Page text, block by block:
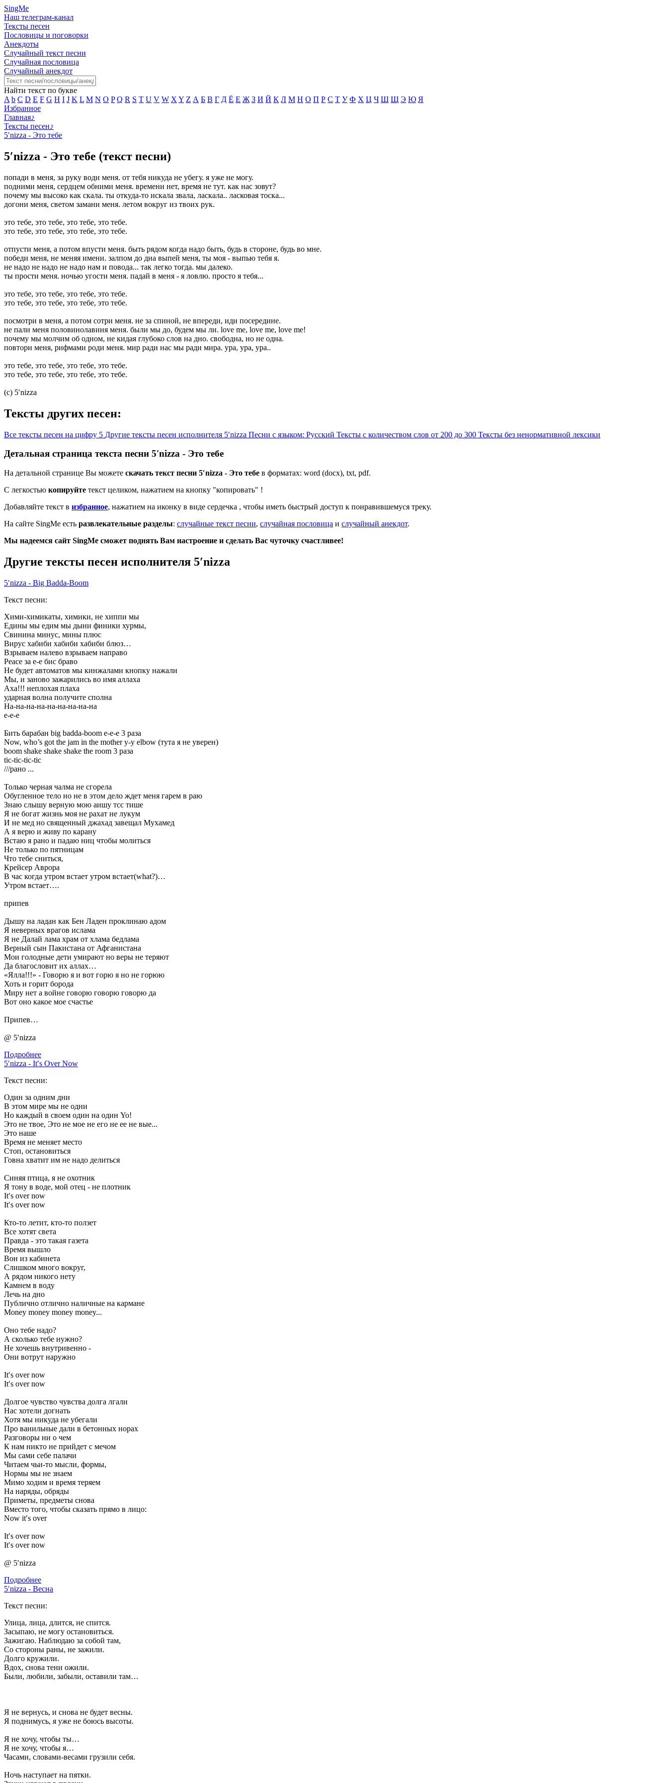
SingMe
Наш телеграм-канал
Тексты песен
Пословицы и поговорки
Анекдоты
Случайный текст песни
Случайная пословица
Случайный анекдот
Найти текст по букве
A b C D E F G H I J K L M N O P Q R S T U V W X Y Z А Б В Г Д Ё Е Ж З И Й К Л М Н О П Р С Т У Ф Х Ц Ч Ш Щ Э Ю Я
Избранное
Главная♪
Тексты песен♪
5′nizza - Это тебе
5′nizza - Это тебе (текст песни)
попади в меня, за руку води меня. от тебя никуда не убегу. я уже не могу.
подними меня, сердцем обними меня. времени нет, время не тут. как нас зовут?
почему мы высоко как скала. ты откуда-то искала звала, ласкала.. ласковая тоска...
догони меня, светом замани меня. летом вокруг из твоих рук.
это тебе, это тебе, это тебе, это тебе.
это тебе, это тебе, это тебе, это тебе.
отпусти меня, а потом впусти меня. быть рядом когда надо быть, будь в стороне, будь во мне.
победи меня, не меняя имени. залпом до дна выпей меня, ты моя - выпью тебя я.
не надо не надо не надо нам и повода... так легко тогда. мы далеко.
ты прости меня. ночью угости меня. падай в меня - я ловлю. просто я тебя...
это тебе, это тебе, это тебе, это тебе.
это тебе, это тебе, это тебе, это тебе.
посмотри в меня, а потом сотри меня. не за спиной, не впереди, иди посередине.
не пали меня половинолавиня меня. были мы до, будем мы ли. love me, love me, love me!
почему мы молчим об одном, не кидая глубоко слов на дно. свободна, но не одна.
повтори меня, рифмами роди меня. мир ради нас мы ради мира. ура, ура, ура..
это тебе, это тебе, это тебе, это тебе.
это тебе, это тебе, это тебе, это тебе.
(c) 5′nizza
Тексты других песен:
Все тексты песен на цифру 5 Другие тексты песен исполнителя 5′nizza Песни с языком: Русский Тексты с количеством слов от 200 до 300 Тексты без ненормативной лексики
Детальная страница текста песни 5′nizza - Это тебе
На детальной странице Вы можете скачать текст песни 5′nizza - Это тебе в форматах: word (docx), txt, pdf.
С легкостью копируйте текст целиком, нажатием на кнопку "копировать" !
Добавляйте текст в избранное, нажатием на иконку в виде сердечка , чтобы иметь быстрый доступ к понравившемуся треку.
На сайте SingMe есть развлекательные разделы: случайные текст песни, случайная пословица и случайный анекдот.
Мы надеемся сайт SingMe сможет поднять Вам настроение и сделать Вас чуточку счастливее!
Другие тексты песен исполнителя 5′nizza
5′nizza - Big Badda-Boom
Текст песни:
Хими-химикаты, химики, не хиппи мы
Едины мы едим мы дыни финики хурмы,
Свинина минус, мины плюс
Вирус хабиби хабиби хабиби блюз…
Взрываем налево взрываем направо
Реасе за е-е бис браво
Не будет автоматов мы кинжалами кнопку нажали
Мы, и заново зажарились во имя аллаха
Аха!!! неплохая плаха
ударная волна получите сполна
На-на-на-на-на-на-на-на-на
е-е-е
Бить барабан big badda-boom е-е-е 3 раза
Now, who’s got the jam in the mother y-y elbow (тута я не уверен)
boom shake shake shake the room 3 раза
tic-tic-tic-tic
///рано ...
Только черная чалма не сгорела
Обугленное тело но не в этом дело ждет меня гарем в раю
Знаю слышу верную мою аишу тсс тише
Я не богат жизнь моя не рахат не лукум
И не мед но священный джахад завещал Мухамед
А я верю и живу по карану
Встаю я рано и падаю ниц чтобы молиться
Не только по пятницам
Что тебе сниться,
Крейсер Аврора
В час когда утром встает утром встает(what?)…
Утром встает….
припев
Дышу на ладан как Бен Ладен проклинаю адом
Я неверных врагов ислама
Я не Далай лама храм от хлама бедлама
Верный сын Пакистана от Афганистана
Мои голодные дети умирают но веры не теряют
Да благословит их аллах…
«Ялла!!!» - Говорю я и вот горю я но не горюю
Хоть и горит борода
Миру нет а войне говорю говорю говорю да
Вот оно какое мое счастье
Припев…
@ 5′nizza
Подробнее
5′nizza - It′s Over Now
Текст песни:
Один за одним дни
В этом мире мы не одни
Но каждый в своем один на один Yo!
Это не твое, Это не мое не его не ее не вые...
Это наше
Время не меняет место
Стоп, остановиться
Говна хватит им не надо делиться
Синяя птица, я не охотник
Я тону в воде, мой отец - не плотник
It′s over now
It′s over now
Кто-то летит, кто-то ползет
Все хотят света
Правда - это такая газета
Время вышло
Вон из кабинета
Слишком много вокруг,
А рядом никого нету
Камнем в воду
Лечь на дно
Публично отлично наличные на кармане
Money money money money...
Оно тебе надо?
А сколько тебе нужно?
Не хочешь внутривенно -
Они вотрут наружно
It′s over now
It′s over now
Долгое чувство чувства долга лгали
Нас хотели догнать
Хотя мы никуда не убегали
Про ванильные дали в бетонных норах
Разговоры ни о чем
К нам никто не прийдет с мечом
Мы сами себе палачи
Читаем чьи-то мысли, формы,
Нормы мы не знаем
Мимо ходим и время теряем
На наряды, обряды
Приметы, предметы снова
Вместо того, чтобы сказать прямо в лицо:
Now it′s over
It′s over now
It′s over now
@ 5′nizza
Подробнее
5′nizza - Весна
Текст песни:
Улица, лица, длится, не спится.
Засыпаю, не могу остановиться.
Зажигаю. Наблюдаю за собой там,
Со стороны раны, не зажили.
Долго кружили.
Вдох, снова тени ожили.
Были, любили, забыли, оставили там…
Я не вернусь, и снова не будет весны.
Я поднимусь, я уже не боюсь высоты.
Я не хочу, чтобы ты…
Я не хочу, чтобы я…
Часами, словами-весами грузили себя.
Ночь наступает на пятки.